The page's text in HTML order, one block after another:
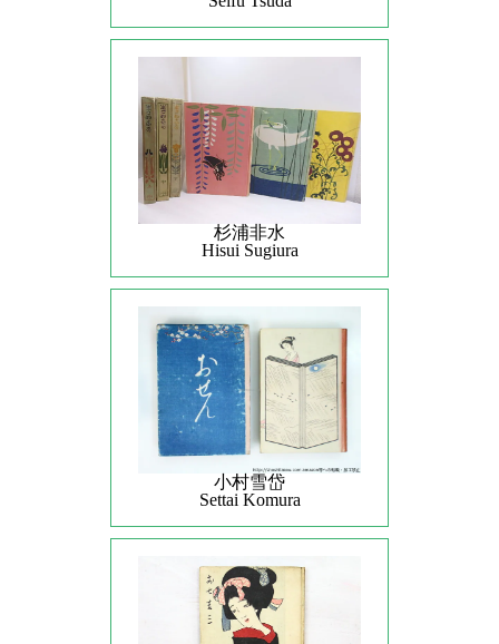
杉浦非水
Hisui Sugiura
小村雪岱
Settai Komura